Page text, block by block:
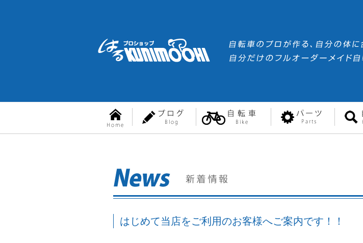
はじめて当店をご利用のお客様へご案内です！！